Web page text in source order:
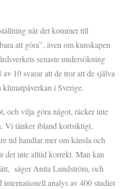
när det kommer till
att göra”, även om kunskapen
senaste undersökning
10 svarar att de tror att de själva
i Sverige.
och vilja göra något, räcker inte
Vi tänker ibland kortsiktigt.
tid handlar mer om känsla och
det inte alltid korrekt. Man kan
säger Anita Lundström, och
internationell analys av 400 studier